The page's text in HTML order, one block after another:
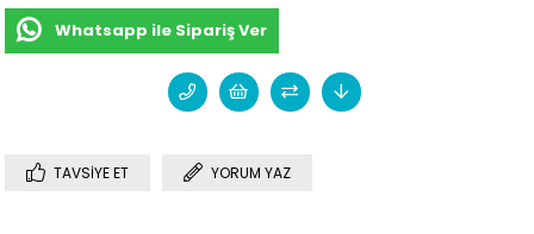
Whatsapp ile Sipariş Ver
TAVSIYE ET YORUM YAZ